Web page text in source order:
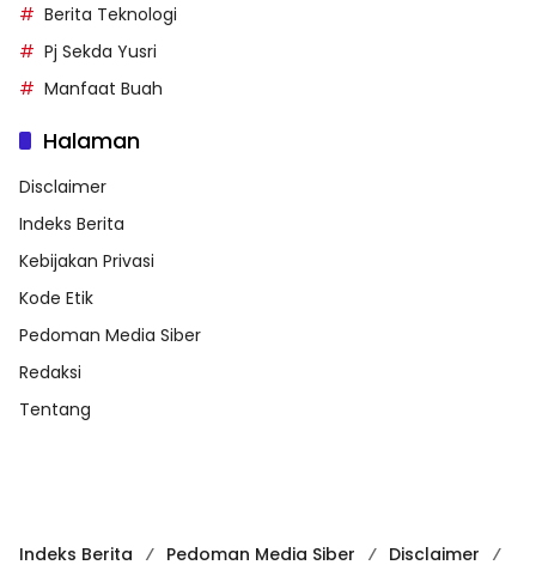
Berita Teknologi
Pj Sekda Yusri
Manfaat Buah
Halaman
Disclaimer
Indeks Berita
Kebijakan Privasi
Kode Etik
Pedoman Media Siber
Redaksi
Tentang
Indeks Berita Pedoman Media Siber
Disclaimer